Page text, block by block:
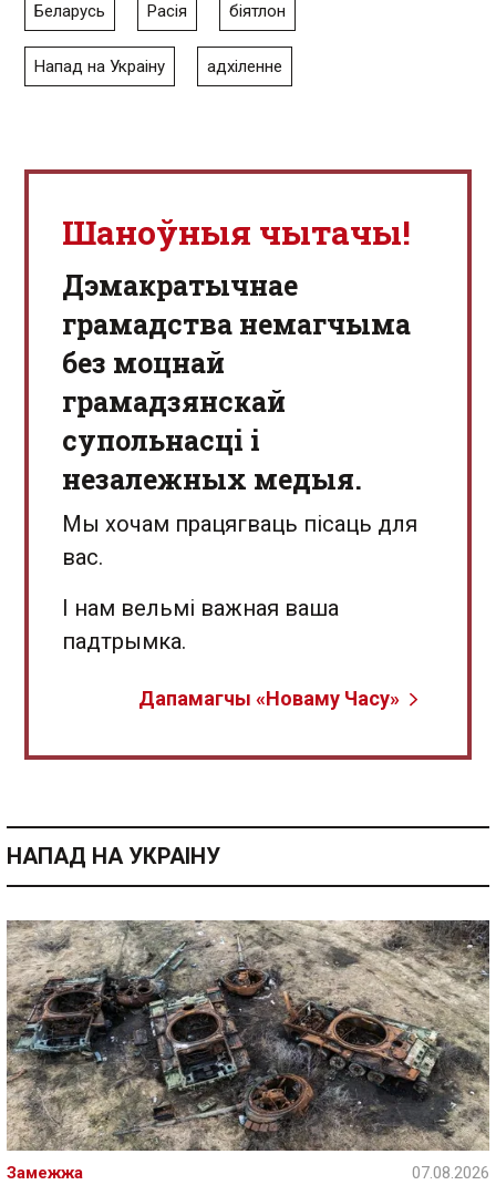
Беларусь Расія біятлон
Напад на Украіну адхіленне
Шаноўныя чытачы!
Дэмакратычнае
грамадства немагчыма
без моцнай
грамадзянскай
супольнасці і
незалежных медыя.
Мы хочам працягваць пісаць для
вас.
І нам вельмі важная ваша
падтрымка.
Дапамагчы «Новаму Часу»
НАПАД НА УКРАІНУ
Замежжа 07.08.2026